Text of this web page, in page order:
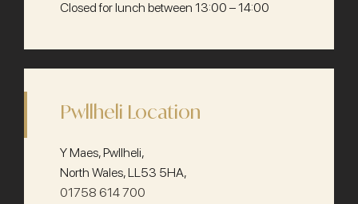
Closed for lunch between 13:00 – 14:00
Pwllheli Location
Y Maes, Pwllheli,
North Wales, LL53 5HA,
01758 614 700